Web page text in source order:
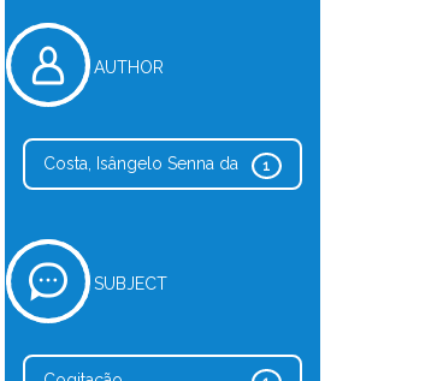
AUTHOR
1
Costa, Isângelo Senna da
SUBJECT